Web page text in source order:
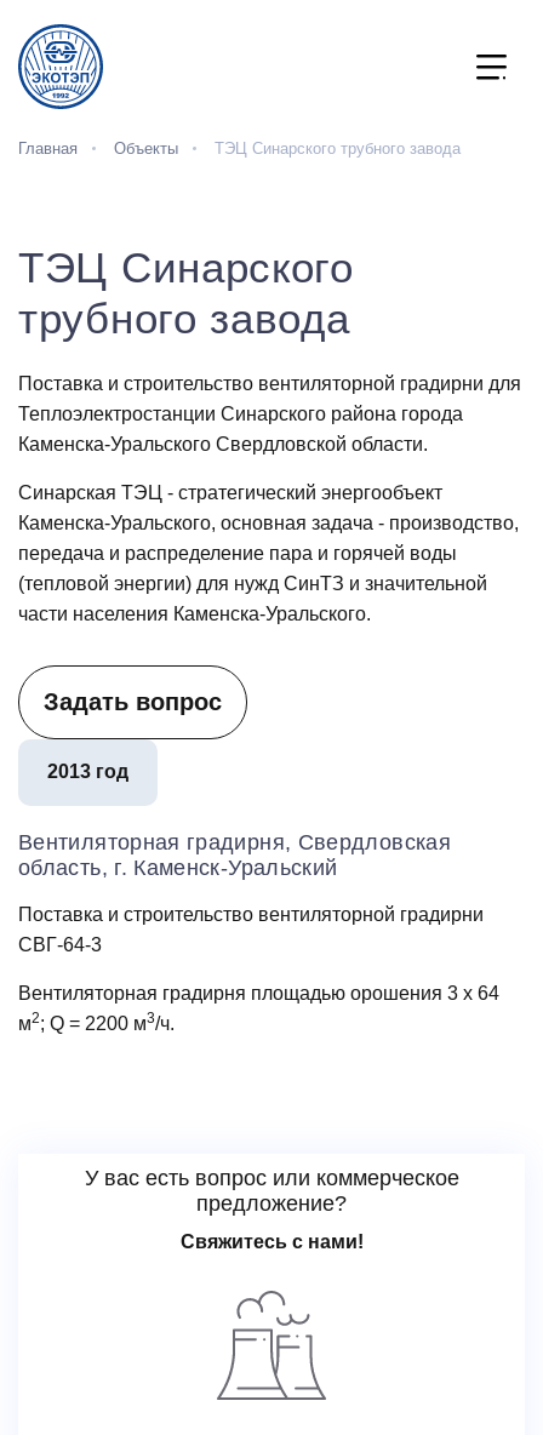
Главная Объекты ТЭЦ Синарского трубного завода
ТЭЦ Синарского
трубного завода
Поставка и строительство вентиляторной градирни для
Теплоэлектростанции Синарского района города
Каменска-Уральского Свердловской области.
Синарская ТЭЦ - стратегический энергообъект
Каменска‑Уральского, основная задача - производство,
передача и распределение пара и горячей воды
(тепловой энергии) для нужд СинТЗ и значительной
части населения Каменска‑Уральского.
Задать вопрос
2013 год
Вентиляторная градирня, Свердловская
область, г. Каменск-Уральский
Поставка и строительство вентиляторной градирни
СВГ-64-3
Вентиляторная градирня площадью орошения 3 х 64
м2; Q = 2200 м3/ч.
У вас есть вопрос или коммерческое
предложение?
Свяжитесь с нами!